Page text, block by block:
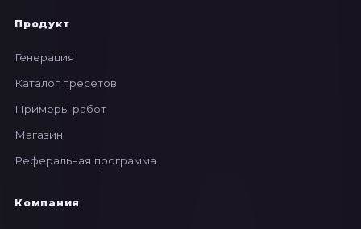
Продукт
Генерация
Каталог пресетов
Примеры работ
Магазин
Реферальная программа
Компания